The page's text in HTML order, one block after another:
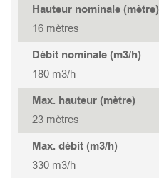
TANK 215
TANK 215S
GOVOX-U 337
GOVOX-U 322
GOVOX-G 475
GOVOX-G 437
Hauteur nominale (mètre)
16 mètres
Débit nominale (m3/h)
180 m3/h
Max. hauteur (mètre)
23 mètres
Max. débit (m3/h)
330 m3/h